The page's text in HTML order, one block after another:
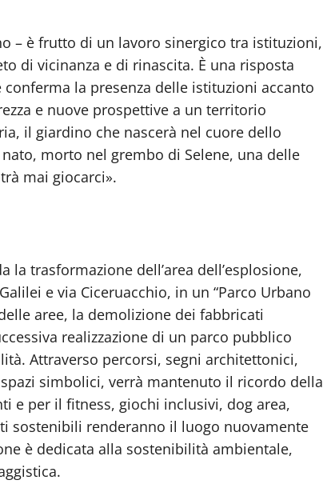
– è frutto di un lavoro sinergico tra istituzioni,
di vicinanza e di rinascita. È una risposta
la presenza delle istituzioni accanto
e nuove prospettive a un territorio
il giardino che nascerà nel cuore dello
morto nel grembo di Selene, una delle
mai giocarci».
trasformazione dell’area dell’esplosione,
e via Ciceruacchio, in un “Parco Urbano
aree, la demolizione dei fabbricati
realizzazione di un parco pubblico
Attraverso percorsi, segni architettonici,
simbolici, verrà mantenuto il ricordo della
e per il fitness, giochi inclusivi, dog area,
sostenibili renderanno il luogo nuovamente
è dedicata alla sostenibilità ambientale,